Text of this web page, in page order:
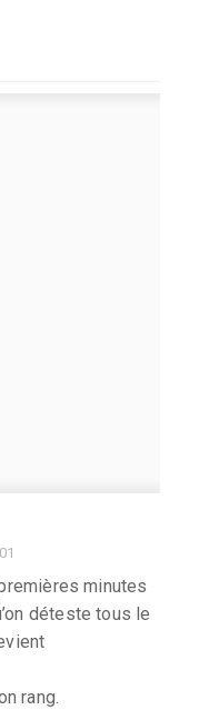
minutes
déteste tous le
rang.